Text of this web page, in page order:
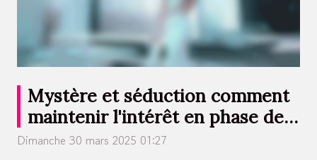
Mystère et séduction comment
maintenir l'intérêt en phase de
dating
Dimanche 30 mars 2025 01:27